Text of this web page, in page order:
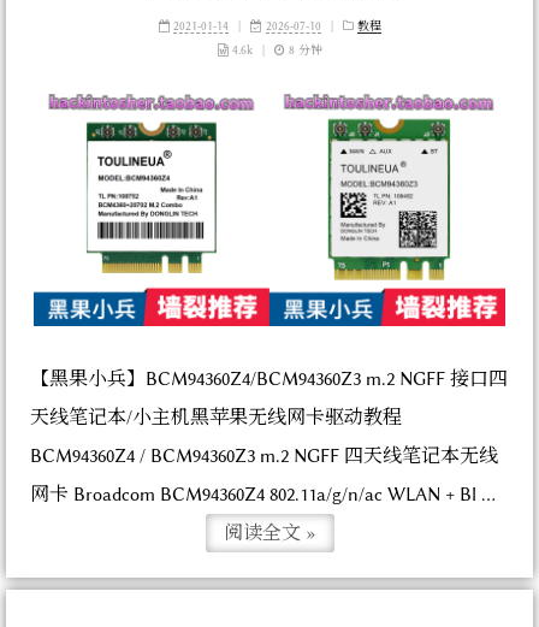
2021-01-14 2026-07-10
教程
4.6k
8 分钟
【黑果小兵】BCM94360Z4/BCM94360Z3 m.2 NGFF 接口四
天线笔记本/小主机黑苹果无线网卡驱动教程
BCM94360Z4 / BCM94360Z3 m.2 NGFF 四天线笔记本无线
网卡 Broadcom BCM94360Z4 802.11a/g/n/ac WLAN + Bl ...
阅读全文 »